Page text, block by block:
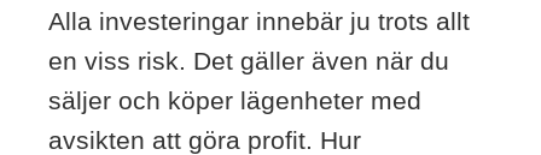
Alla investeringar innebär ju trots allt
en viss risk. Det gäller även när du
säljer och köper lägenheter med
avsikten att göra profit. Hur